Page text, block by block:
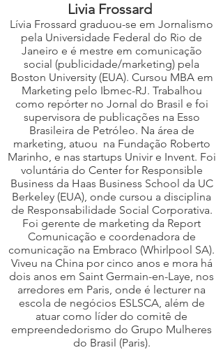
Livia Frossard
Lívia Frossard graduou-se em Jornalismo
pela Universidade Federal do Rio de
Janeiro e é mestre em comunicação
social (publicidade/marketing) pela
Boston University (EUA). Cursou MBA em
Marketing pelo Ibmec-RJ. Trabalhou
como repórter no Jornal do Brasil e foi
supervisora de publicações na Esso
Brasileira de Petróleo. Na área de
marketing, atuou na Fundação Roberto
Marinho, e nas startups Univir e Invent. Foi
voluntária do Center for Responsible
Business da Haas Business School da UC
Berkeley (EUA), onde cursou a disciplina
de Responsabilidade Social Corporativa.
Foi gerente de marketing da Report
Comunicação e coordenadora de
comunicação na Embraco (Whirlpool SA).
Viveu na China por cinco anos e mora há
dois anos em Saint Germain-en-Laye, nos
arredores em Paris, onde é lecturer na
escola de negócios ESLSCA, além de
atuar como líder do comitê de
empreendedorismo do Grupo Mulheres
do Brasil (Paris).